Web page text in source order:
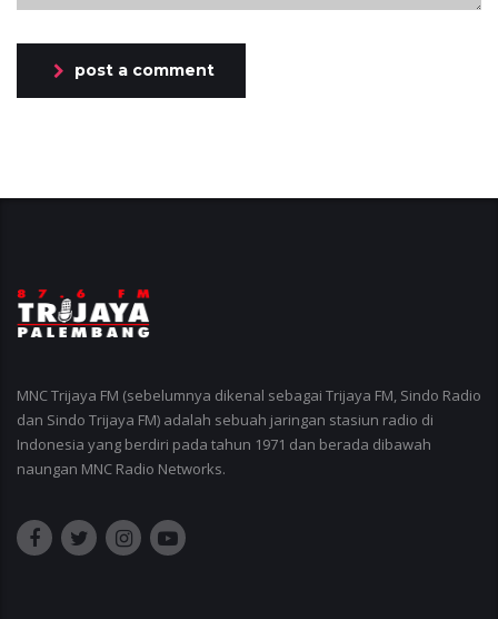
post a comment
MNC Trijaya FM (sebelumnya dikenal sebagai Trijaya FM, Sindo Radio
dan Sindo Trijaya FM) adalah sebuah jaringan stasiun radio di
Indonesia yang berdiri pada tahun 1971 dan berada dibawah
naungan MNC Radio Networks.